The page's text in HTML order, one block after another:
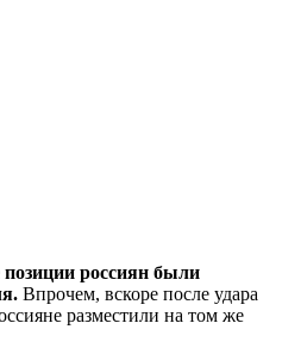
россиян были
Впрочем, вскоре после удара
разместили на том же